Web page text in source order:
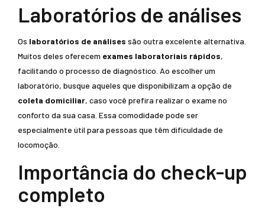
Laboratórios de análises
Os laboratórios de análises são outra excelente alternativa.
Muitos deles oferecem exames laboratoriais rápidos,
facilitando o processo de diagnóstico. Ao escolher um
laboratório, busque aqueles que disponibilizam a opção de
coleta domiciliar, caso você prefira realizar o exame no
conforto da sua casa. Essa comodidade pode ser
especialmente útil para pessoas que têm dificuldade de
locomoção.
Importância do check-up
completo